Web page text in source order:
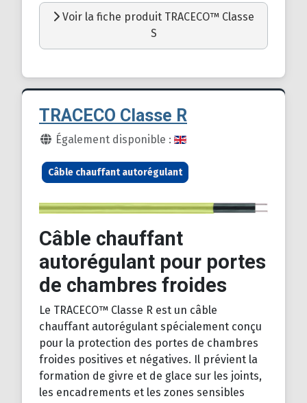
Voir la fiche produit TRACECO™ Classe
S
TRACECO Classe R
DétailsÉgalement disponible :
Câble chauffant autorégulant
Câble chauffant
autorégulant pour portes
de chambres froides
Le TRACECO™ Classe R est un câble
chauffant autorégulant spécialement conçu
pour la protection des portes de chambres
froides positives et négatives. Il prévient la
formation de givre et de glace sur les joints,
les encadrements et les zones sensibles